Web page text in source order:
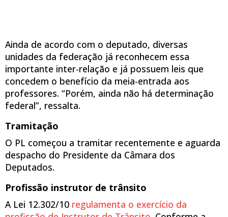
Ainda de acordo com o deputado, diversas
unidades da federação já reconhecem essa
importante inter-relação e já possuem leis que
concedem o benefício da meia-entrada aos
professores. “Porém, ainda não há determinação
federal”, ressalta.
Tramitação
O PL começou a tramitar recentemente e aguarda
despacho do Presidente da Câmara dos
Deputados.
Profissão instrutor de trânsito
A Lei 12.302/10 regulamenta o exercício da